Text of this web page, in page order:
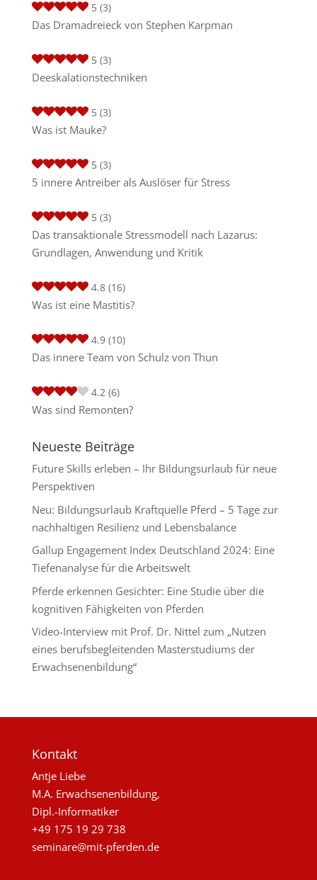
5 (3)
Das Dramadreieck von Stephen Karpman
5 (3)
Deeskalationstechniken
5 (3)
Was ist Mauke?
5 (3)
5 innere Antreiber als Auslöser für Stress
5 (3)
Das transaktionale Stressmodell nach Lazarus:
Grundlagen, Anwendung und Kritik
4.8 (16)
Was ist eine Mastitis?
4.9 (10)
Das innere Team von Schulz von Thun
4.2 (6)
Was sind Remonten?
Neueste Beiträge
Future Skills erleben – Ihr Bildungsurlaub für neue
Perspektiven
Neu: Bildungsurlaub Kraftquelle Pferd – 5 Tage zur
nachhaltigen Resilienz und Lebensbalance
Gallup Engagement Index Deutschland 2024: Eine
Tiefenanalyse für die Arbeitswelt
Pferde erkennen Gesichter: Eine Studie über die
kognitiven Fähigkeiten von Pferden
Video-Interview mit Prof. Dr. Nittel zum „Nutzen
eines berufsbegleitenden Masterstudiums der
Erwachsenenbildung“
Kontakt
Antje Liebe
M.A. Erwachsenenbildung,
Dipl.-Informatiker
+49 175 19 29 738
seminare@mit-pferden.de